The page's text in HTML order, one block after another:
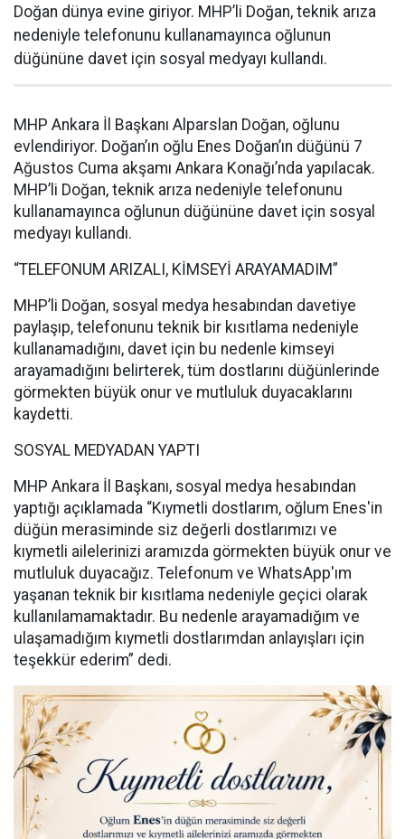
Doğan dünya evine giriyor. MHP’li Doğan, teknik arıza
nedeniyle telefonunu kullanamayınca oğlunun
düğününe davet için sosyal medyayı kullandı.
MHP Ankara İl Başkanı Alparslan Doğan, oğlunu
evlendiriyor. Doğan’ın oğlu Enes Doğan’ın düğünü 7
Ağustos Cuma akşamı Ankara Konağı’nda yapılacak.
MHP’li Doğan, teknik arıza nedeniyle telefonunu
kullanamayınca oğlunun düğününe davet için sosyal
medyayı kullandı.
“TELEFONUM ARIZALI, KİMSEYİ ARAYAMADIM”
MHP’li Doğan, sosyal medya hesabından davetiye
paylaşıp, telefonunu teknik bir kısıtlama nedeniyle
kullanamadığını, davet için bu nedenle kimseyi
arayamadığını belirterek, tüm dostlarını düğünlerinde
görmekten büyük onur ve mutluluk duyacaklarını
kaydetti.
SOSYAL MEDYADAN YAPTI
MHP Ankara İl Başkanı, sosyal medya hesabından
yaptığı açıklamada “Kıymetli dostlarım, oğlum Enes'in
düğün merasiminde siz değerli dostlarımızı ve
kıymetli ailelerinizi aramızda görmekten büyük onur ve
mutluluk duyacağız. Telefonum ve WhatsApp'ım
yaşanan teknik bir kısıtlama nedeniyle geçici olarak
kullanılamamaktadır. Bu nedenle arayamadığım ve
ulaşamadığım kıymetli dostlarımdan anlayışları için
teşekkür ederim” dedi.